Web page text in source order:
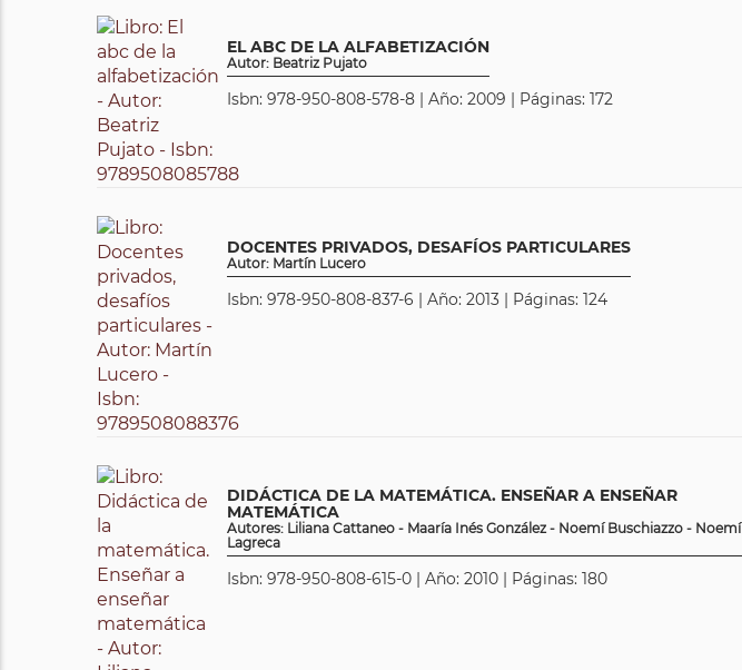
EL ABC DE LA ALFABETIZACIÓN
Autor: Beatriz Pujato
Isbn: 978-950-808-578-8 | Año: 2009 | Páginas: 172
DOCENTES PRIVADOS, DESAFÍOS PARTICULARES
Autor: Martín Lucero
Isbn: 978-950-808-837-6 | Año: 2013 | Páginas: 124
DIDÁCTICA DE LA MATEMÁTICA. ENSEÑAR A ENSEÑAR
MATEMÁTICA
Autores: Liliana Cattaneo - Maaría Inés González - Noemí Buschiazzo - Noemí
Lagreca
Isbn: 978-950-808-615-0 | Año: 2010 | Páginas: 180